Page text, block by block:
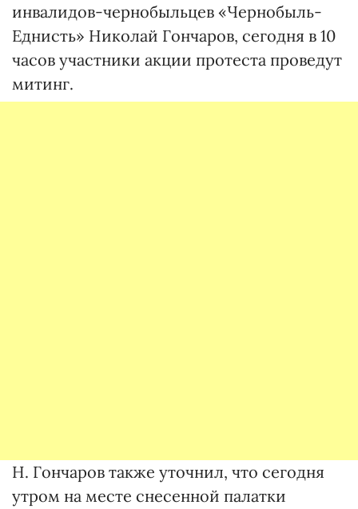
инвалидов-чернобыльцев «Чернобыль-
Еднисть» Николай Гончаров, сегодня в 10
часов участники акции протеста проведут
митинг.
Н. Гончаров также уточнил, что сегодня
утром на месте снесенной палатки